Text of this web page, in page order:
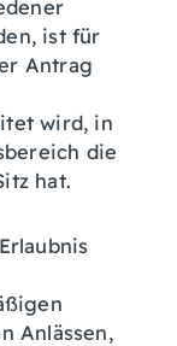
ist für
Antrag
wird, in
die
hat.
Anlässen,